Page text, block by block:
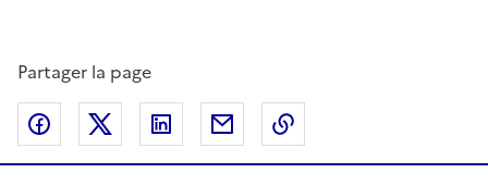
Partager la page
Partager sur Facebook
Partager sur Twitter
Partager sur LinkedIn
Partager par email